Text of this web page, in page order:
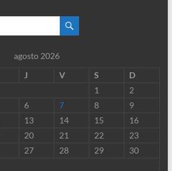
agosto 2026
J V S
D
1
2
6 7 8
9
13 14 15
16
20 21 22
23
27 28 29
30